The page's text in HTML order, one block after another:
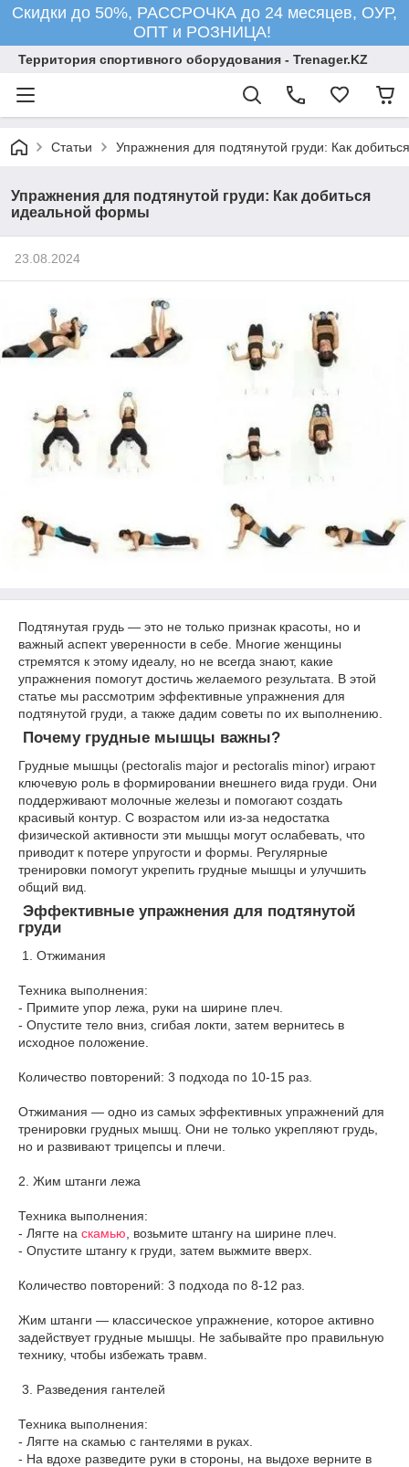
Скидки до 50%, РАССРОЧКА до 24 месяцев, ОУР,
ОПТ и РОЗНИЦА!
Территория спортивного оборудования - Trenager.KZ
Статьи Упражнения для подтянутой груди: Как
Упражнения для подтянутой груди: Как добиться
идеальной формы
23.08.2024
Подтянутая грудь — это не только признак красоты, но и
важный аспект уверенности в себе. Многие женщины
стремятся к этому идеалу, но не всегда знают, какие
упражнения помогут достичь желаемого результата. В этой
статье мы рассмотрим эффективные упражнения для
подтянутой груди, а также дадим советы по их выполнению.
Почему грудные мышцы важны?
Грудные мышцы (pectoralis major и pectoralis minor) играют
ключевую роль в формировании внешнего вида груди. Они
поддерживают молочные железы и помогают создать
красивый контур. С возрастом или из-за недостатка
физической активности эти мышцы могут ослабевать, что
приводит к потере упругости и формы. Регулярные
тренировки помогут укрепить грудные мышцы и улучшить
общий вид.
Эффективные упражнения для подтянутой
груди
1. Отжимания
Техника выполнения:
- Примите упор лежа, руки на ширине плеч.
- Опустите тело вниз, сгибая локти, затем вернитесь в
исходное положение.
Количество повторений: 3 подхода по 10-15 раз.
Отжимания — одно из самых эффективных упражнений для
тренировки грудных мышц. Они не только укрепляют грудь,
но и развивают трицепсы и плечи.
2. Жим штанги лежа
Техника выполнения:
- Лягте на скамью , возьмите штангу на ширине плеч.
- Опустите штангу к груди, затем выжмите вверх.
Количество повторений: 3 подхода по 8-12 раз.
Жим штанги — классическое упражнение, которое активно
задействует грудные мышцы. Не забывайте про правильную
технику, чтобы избежать травм.
3. Разведения гантелей
Техника выполнения:
- Лягте на скамью с гантелями в руках.
- На вдохе разведите руки в стороны, на выдохе верните в